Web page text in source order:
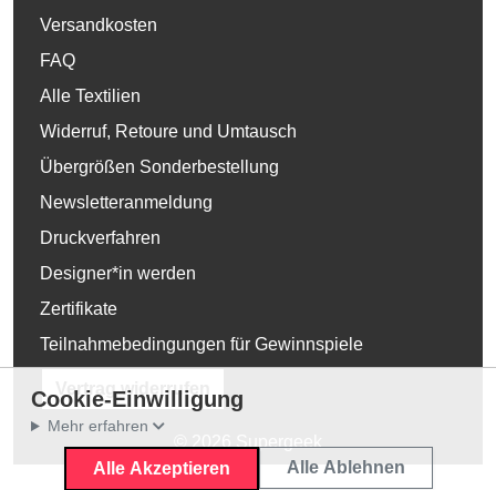
Versandkosten
FAQ
Alle Textilien
Widerruf, Retoure und Umtausch
Übergrößen Sonderbestellung
Newsletteranmeldung
Druckverfahren
Designer*in werden
Zertifikate
Teilnahmebedingungen für Gewinnspiele
Vertrag widerrufen
Cookie-Einwilligung
Mehr erfahren
Alle Akzeptieren Alle Ablehnen